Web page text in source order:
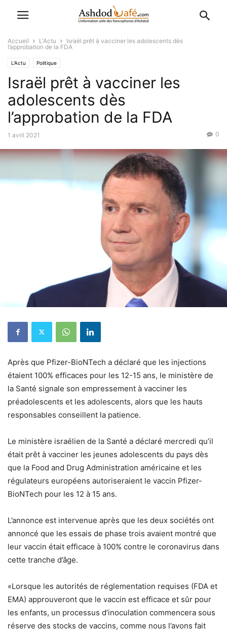
Accueil L'Actu
Israël prêt à vacciner les adolescents dès
l’approbation de la FDA
L'Actu Politique
Israël prêt à vacciner les
adolescents dès
l’approbation de la FDA
1 avril 2021 0
Après que Pfizer-BioNTech a déclaré que les injections
étaient 100% efficaces pour les 12-15 ans, le ministère de
la Santé signale son empressement à vacciner les
préadolescents et les adolescents, alors que les hauts
responsables conseillent la patience.
Le ministère israélien de la Santé a déclaré mercredi qu’il
était prêt à vacciner les jeunes adolescents du pays dès
que la Food and Drug Administration américaine et les
régulateurs européens autoriseraient le vaccin Pfizer-
BioNTech pour les 12 à 15 ans.
L’annonce est intervenue après que les deux sociétés ont
annoncé que les essais de phase trois avaient montré que
leur vaccin était efficace à 100% contre le coronavirus dans
cette tranche d’âge.
«Lorsque les autorités de réglementation requises (FDA et
EMA) approuveront que le vaccin est efficace et sûr pour
les enfants, un processus d’inoculation commencera sous
réserve des stocks de vaccins, comme nous l’avons fait